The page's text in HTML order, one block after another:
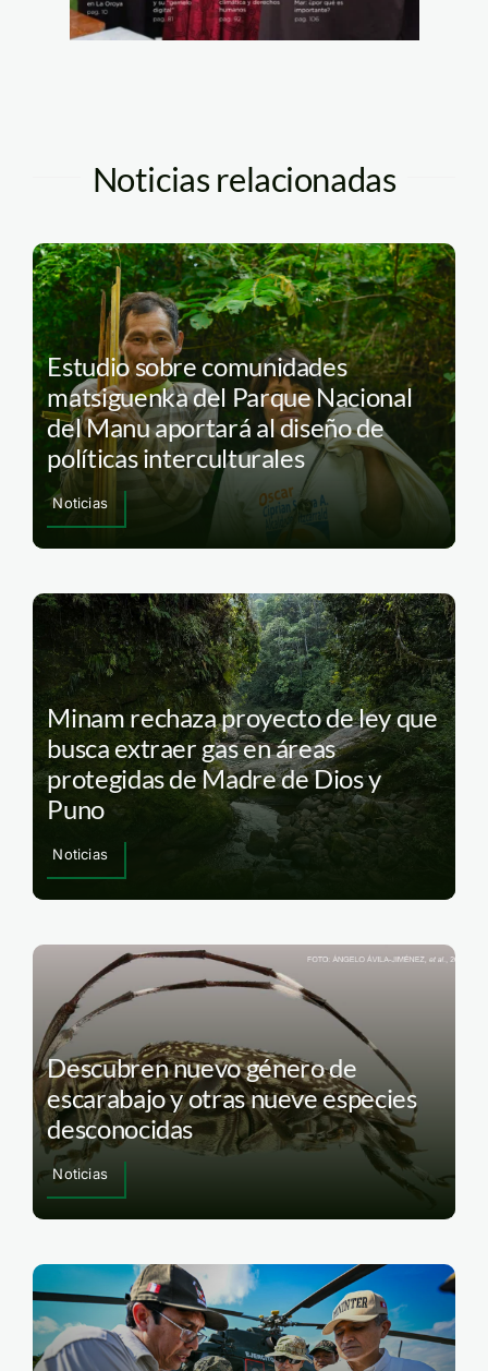
Noticias relacionadas
Estudio sobre comunidades
matsiguenka del Parque Nacional
del Manu aportará al diseño de
políticas interculturales
Noticias
Minam rechaza proyecto de ley que
busca extraer gas en áreas
protegidas de Madre de Dios y
Puno
Noticias
Descubren nuevo género de
escarabajo y otras nueve especies
desconocidas
Noticias